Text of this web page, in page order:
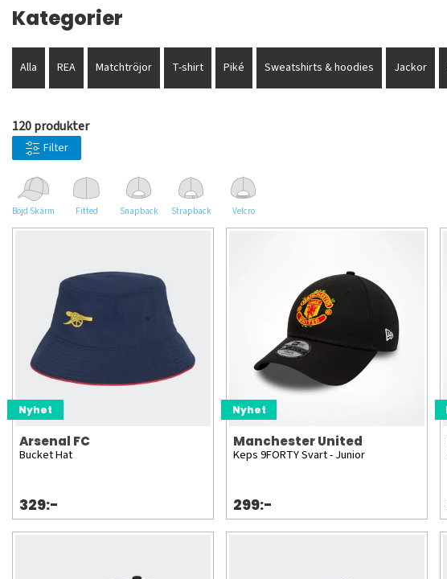
Kategorier
Alla REA Matchtröjor T-shirt Piké Sweatshirts & hoodies Jackor
120 produkter
Filter
Böjd Skärm Fitted Snapback Strapback Velcro
Nyhet
Arsenal FC
Bucket Hat
329:-
Nyhet
Manchester United
Keps 9FORTY Svart - Junior
299:-